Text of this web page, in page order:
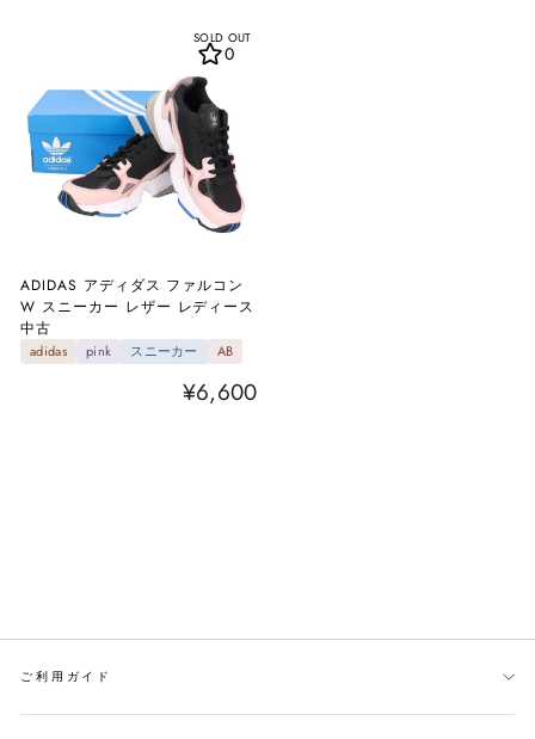
SOLD OUT
ADIDAS アディダス ファルコン
W スニーカー レザー レディース
中古
adidas pink スニーカー AB
¥6,600
0
ご利用ガイド